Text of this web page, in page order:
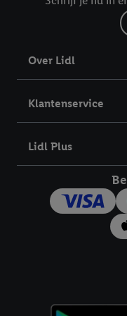
Over Lidl
Klantenservice
Lidl Plus